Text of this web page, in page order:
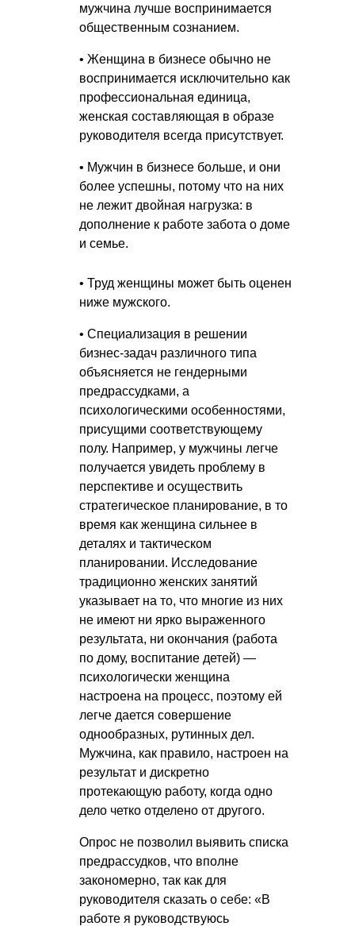
мужчина лучше воспринимается
общественным сознанием.
• Женщина в бизнесе обычно не
воспринимается исключительно как
профессиональная единица,
женская составляющая в образе
руководителя всегда присутствует.
• Мужчин в бизнесе больше, и они
более успешны, потому что на них
не лежит двойная нагрузка: в
дополнение к работе забота о доме
и семье.
• Труд женщины может быть оценен
ниже мужского.
• Специализация в решении
бизнес-задач различного типа
объясняется не гендерными
предрассудками, а
психологическими особенностями,
присущими соответствующему
полу. Например, у мужчины легче
получается увидеть проблему в
перспективе и осуществить
стратегическое планирование, в то
время как женщина сильнее в
деталях и тактическом
планировании. Исследование
традиционно женских занятий
указывает на то, что многие из них
не имеют ни ярко выраженного
результата, ни окончания (работа
по дому, воспитание детей) —
психологически женщина
настроена на процесс, поэтому ей
легче дается совершение
однообразных, рутинных дел.
Мужчина, как правило, настроен на
результат и дискретно
протекающую работу, когда одно
дело четко отделено от другого.
Опрос не позволил выявить списка
предрассудков, что вполне
закономерно, так как для
руководителя сказать о себе: «В
работе я руководствуюсь